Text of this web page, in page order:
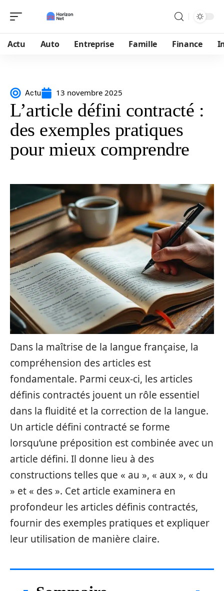
Actu Auto Entreprise Famille Finance
Actu 13 novembre 2025
L’article défini contracté :
des exemples pratiques
pour mieux comprendre
Dans la maîtrise de la langue française, la
compréhension des articles est
fondamentale. Parmi ceux-ci, les articles
définis contractés jouent un rôle essentiel
dans la fluidité et la correction de la langue.
Un article défini contracté se forme
lorsqu’une préposition est combinée avec un
article défini. Il donne lieu à des
constructions telles que « au », « aux », « du
» et « des ». Cet article examinera en
profondeur les articles définis contractés,
fournir des exemples pratiques et expliquer
leur utilisation de manière claire.